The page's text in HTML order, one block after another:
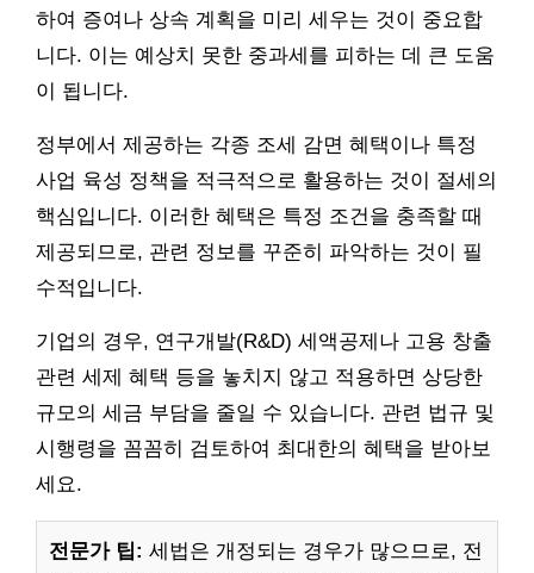
하여 증여나 상속 계획을 미리 세우는 것이 중요합
니다. 이는 예상치 못한 중과세를 피하는 데 큰 도움
이 됩니다.
정부에서 제공하는 각종 조세 감면 혜택이나 특정
사업 육성 정책을 적극적으로 활용하는 것이 절세의
핵심입니다. 이러한 혜택은 특정 조건을 충족할 때
제공되므로, 관련 정보를 꾸준히 파악하는 것이 필
수적입니다.
기업의 경우, 연구개발(R&D) 세액공제나 고용 창출
관련 세제 혜택 등을 놓치지 않고 적용하면 상당한
규모의 세금 부담을 줄일 수 있습니다. 관련 법규 및
시행령을 꼼꼼히 검토하여 최대한의 혜택을 받아보
세요.
전문가 팁: 세법은 개정되는 경우가 많으므로, 전